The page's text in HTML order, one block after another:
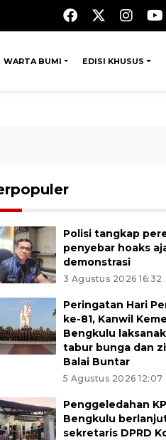
WARTA BUMI EDISI KHUSUS
Polisi tangkap
penyebar hoaks
demonstrasi
3 Agustus 2026 16:32
Peringatan Hari
ke-81, Kanwil
Bengkulu
tabur bunga dan
Balai Buntar
5 Agustus 2026 12:07
Penggeledahan
Bengkulu
sekretaris DPRD